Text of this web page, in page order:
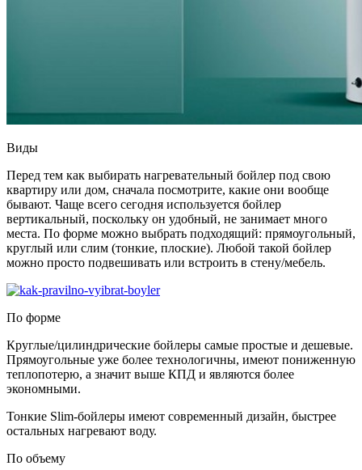
Виды
Перед тем как выбирать нагревательный бойлер под свою
квартиру или дом, сначала посмотрите, какие они вообще
бывают. Чаще всего сегодня используется бойлер
вертикальный, поскольку он удобный, не занимает много
места. По форме можно выбрать подходящий: прямоугольный,
круглый или слим (тонкие, плоские). Любой такой бойлер
можно просто подвешивать или встроить в стену/мебель.
По форме
Круглые/цилиндрические бойлеры самые простые и дешевые.
Прямоугольные уже более технологичны, имеют пониженную
теплопотерю, а значит выше КПД и являются более
экономными.
Тонкие Slim-бойлеры имеют современный дизайн, быстрее
остальных нагревают воду.
По объему